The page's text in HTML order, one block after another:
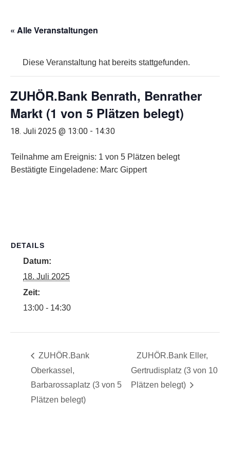
« Alle Veranstaltungen
Diese Veranstaltung hat bereits stattgefunden.
ZUHÖR.Bank Benrath, Benrather
Markt (1 von 5 Plätzen belegt)
18. Juli 2025 @ 13:00 - 14:30
Teilnahme am Ereignis: 1 von 5 Plätzen belegt
Bestätigte Eingeladene: Marc Gippert
DETAILS
Datum:
18. Juli 2025
Zeit:
13:00 - 14:30
ZUHÖR.Bank
Oberkassel,
Barbarossaplatz (3 von 5
Plätzen belegt)
ZUHÖR.Bank Eller,
Gertrudisplatz (3 von 10
Plätzen belegt)